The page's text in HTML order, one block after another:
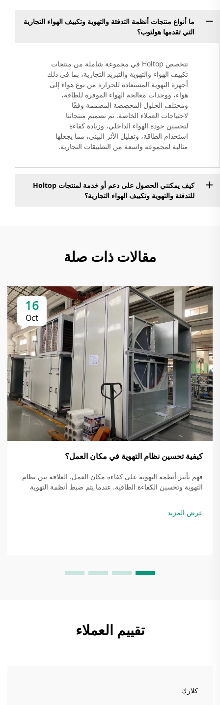
ما أنواع منتجات أنظمة التدفئة والتهوية وتكييف الهواء التجارية
التي تقدمها هولتوب؟
تتخصص Holtop في مجموعة شاملة من منتجات
تكييف الهواء والتهوية والتبريد التجارية، بما في ذلك
أجهزة التهوية المستعادة للحرارة من نوع هواء إلى
هواء، ووحدات معالجة الهواء الموفرة للطاقة،
ومختلف الحلول المخصصة المصممة وفقًا
لاحتياجات العملاء الخاصة. تم تصميم منتجاتنا
لتحسين جودة الهواء الداخلي، وزيادة كفاءة
استخدام الطاقة، وتقليل الأثر البيئي، مما يجعلها
مثالية لمجموعة واسعة من التطبيقات التجارية.
كيف يمكنني الحصول على دعم أو خدمة لمنتجات Holtop
للتدفئة والتهوية وتكييف الهواء التجارية؟
مقالات ذات صلة
16
Oct
كيفية تحسين نظام التهوية في مكان العمل؟
فهم تأثير أنظمة التهوية على كفاءة مكان العمل. العلاقة بين نظام
التهوية وتحسين الكفاءة الطاقية. عندما يتم ضبط أنظمة التهوية
عرض المزيد
تقييم العملاء
كلارك